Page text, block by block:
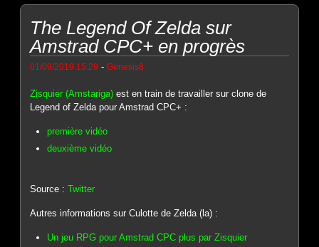
The Legend Of Zelda sur
Amstrad CPC+ en progrès
01/09/2019 15:29 -Genesis8
Zisquier (Amstariga) est en train de travailler sur clone de
Legend of Zelda pour Amstrad CPC+ :
première vidéo
deuxième vidéo
Source :Twitter
Autres informations sur Culotte de Zelda (la) :
Un jeu RPG pour Amstrad CPC plus par Zisquier